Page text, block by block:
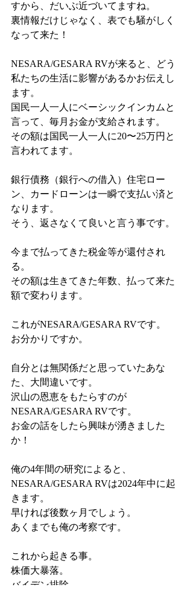
すから、だいぶ近づいてますね。
裏情報だけじゃなく、表でも騒がしく
なって来た！
NESARA/GESARA RVが来ると、どう
私たちの生活に影響があるかお伝えし
ます。
国民一人一人にベーシックインカムと
言って、毎月お金が支給されます。
その額は国民一人一人に20〜25万円と
言われてます。
銀行債務（銀行への借入）住宅ロー
ン、カードローンは一瞬で支払い済と
なります。
そう、返さなくて良いと言う事です。
今まで払ってきた税金等が還付され
る。
その額は生きてきた年数、払って来た
額で変わります。
これがNESARA/GESARA RVです。
お分かりですか。
自分とは無関係だと思っていたあな
た、大間違いです。
沢山の恩恵をもたらすのが
NESARA/GESARA RVです。
お金の話をしたら興味が湧きました
か！
俺の4年間の研究によると、
NESARA/GESARA RVは2024年中に起
きます。
早ければ後数ヶ月でしょう。
あくまでも俺の考察です。
これから起きる事。
株価大暴落。
バイデン排除。